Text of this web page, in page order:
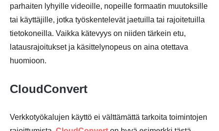
parhaiten lyhyille videoille, nopeille formaatin muutoksille
tai käyttäjille, jotka työskentelevät jaetuilla tai rajoitetuilla
tietokoneilla. Vaikka kätevyys on niiden tärkein etu,
latausrajoitukset ja käsittelynopeus on aina otettava
huomioon.
CloudConvert
Verkkotyökalujen käyttö ei välttämättä tarkoita toimintojen